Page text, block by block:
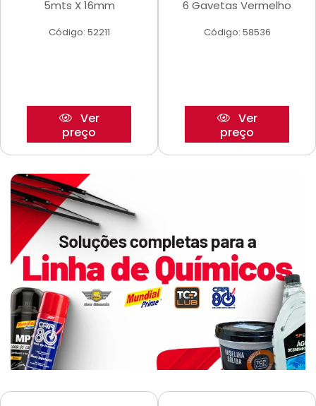
5mts X 16mm
Código: 52211
Ver
preço
6 Gavetas Vermelho
Código: 58536
Ver
preço